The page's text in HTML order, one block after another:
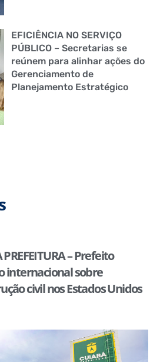
EFICIÊNCIA NO SERVIÇO
PÚBLICO – Secretarias se
reúnem para alinhar ações do
Gerenciamento de
Planejamento Estratégico
PREFEITURA – Prefeito
internacional sobre
civil nos Estados Unidos